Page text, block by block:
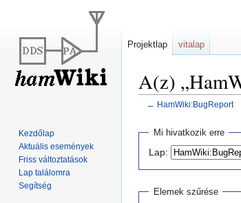
A(z)
← HamWiki:BugReport
Ugrás
navigációhoz
Ugrás
kereséshez
Mi hivatkozik erre
Lap:
Elemek szűrése
Projektlap vitalap
Kezdőlap
Aktuális események
Friss változtatások
Lap találomra
Segítség